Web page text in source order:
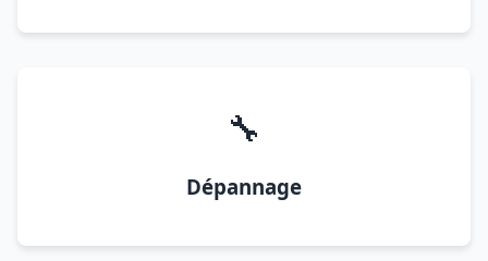
🔧
Dépannage